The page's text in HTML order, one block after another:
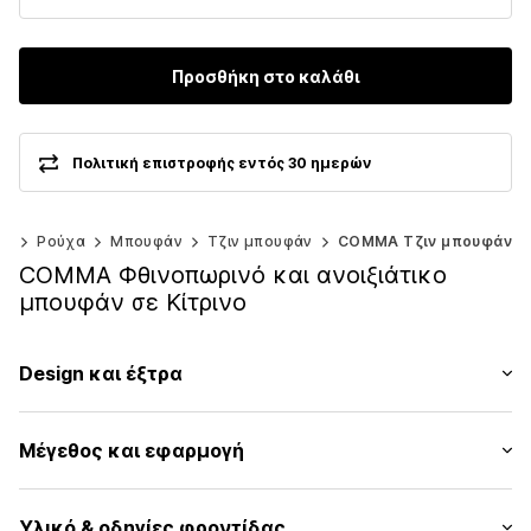
Προσθήκη στο καλάθι
Πολιτική επιστροφής εντός 30 ημερών
Ρούχα Μπουφάν Τζιν μπουφάν COMMA Τζιν μπουφάν
COMMA Φθινοπωρινό και ανοιξιάτικο
μπουφάν σε Κίτρινο
Design και έξτρα
Τζιν
Μπλουζόν
Τσέπη στήθους
Μέγεθος και εφαρμογή